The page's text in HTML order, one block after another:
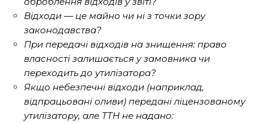
Відходи — це майно чи ні з точки зору
законодавства?
При передачі відходів на знищення: право
власності залишається у замовника чи
переходить до утилізатора?
Якщо небезпечні відходи (наприклад,
відпрацьовані оливи) передані ліцензованому
утилізатору, але ТТН не надано: